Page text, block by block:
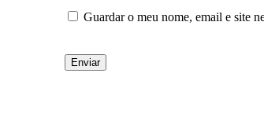
Guardar o meu nome, email e site